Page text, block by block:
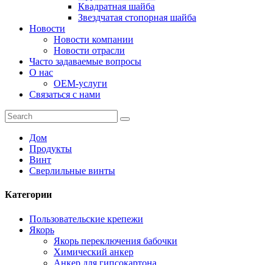
Квадратная шайба
Звездчатая стопорная шайба
Новости
Новости компании
Новости отрасли
Часто задаваемые вопросы
О нас
OEM-услуги
Связаться с нами
Дом
Продукты
Винт
Сверлильные винты
Категории
Пользовательские крепежи
Якорь
Якорь переключения бабочки
Химический анкер
Анкер для гипсокартона